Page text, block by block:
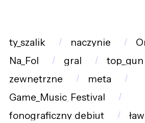
ty_szalik naczynie
Na_Fol
gral
top_gun
zewnętrzne
meta
Game_Music_Festival
fonograficzny_debiut